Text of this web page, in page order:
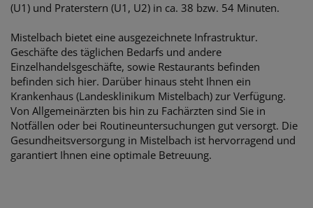
(U1) und Praterstern (U1, U2) in ca. 38 bzw. 54 Minuten.
Mistelbach bietet eine ausgezeichnete Infrastruktur.
Geschäfte des täglichen Bedarfs und andere
Einzelhandelsgeschäfte, sowie Restaurants befinden
befinden sich hier. Darüber hinaus steht Ihnen ein
Krankenhaus (Landesklinikum Mistelbach) zur Verfügung.
Von Allgemeinärzten bis hin zu Fachärzten sind Sie in
Notfällen oder bei Routineuntersuchungen gut versorgt. Die
Gesundheitsversorgung in Mistelbach ist hervorragend und
garantiert Ihnen eine optimale Betreuung.